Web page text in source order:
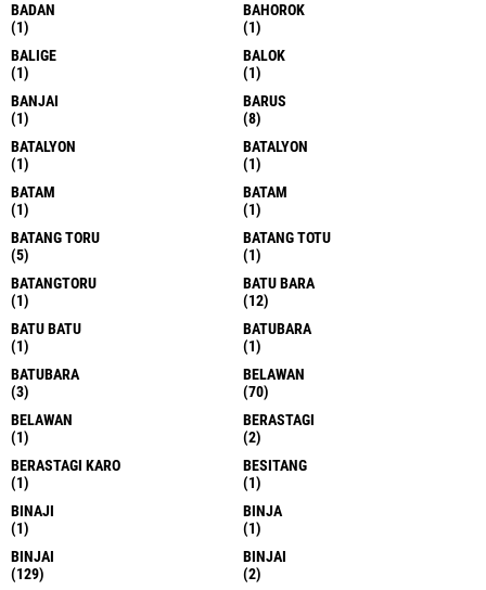
BADAN
(1)
BAHOROK
(1)
BALIGE
(1)
BALOK
(1)
BANJAI
(1)
BARUS
(8)
BATALYON
(1)
BATALYON
(1)
BATAM
(1)
BATAM
(1)
BATANG TORU
(5)
BATANG TOTU
(1)
BATANGTORU
(1)
BATU BARA
(12)
BATU BATU
(1)
BATUBARA
(1)
BATUBARA
(3)
BELAWAN
(70)
BELAWAN
(1)
BERASTAGI
(2)
BERASTAGI KARO
(1)
BESITANG
(1)
BINAJI
(1)
BINJA
(1)
BINJAI
(129)
BINJAI
(2)